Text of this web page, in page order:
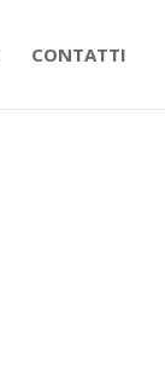
CONTATTI